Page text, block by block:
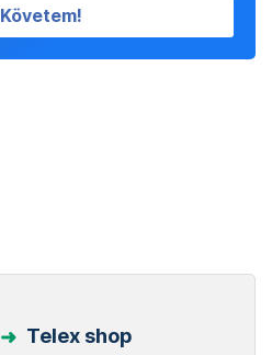
Követem!
Telex shop